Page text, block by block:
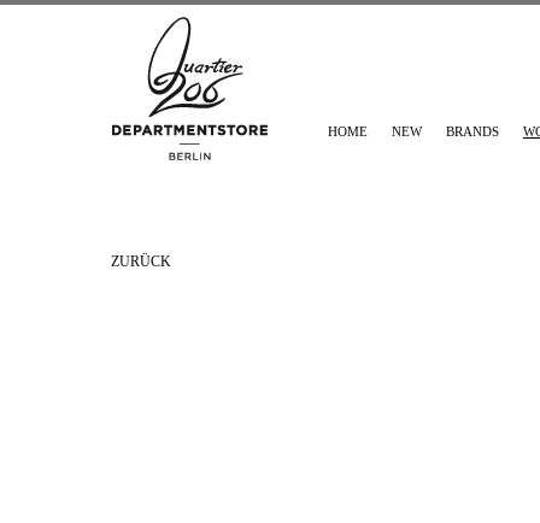
HOME NEW BRANDS
ZURÜCK